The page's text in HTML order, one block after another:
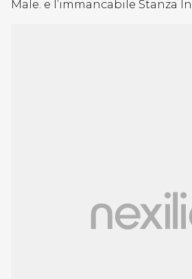
Male. e l’immancabile Stanza